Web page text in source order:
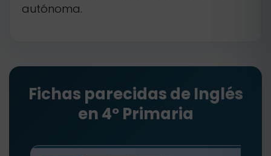
autónoma.
Fichas parecidas de Inglés
en 4º Primaria